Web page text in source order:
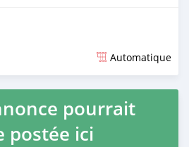
Automatique
pourrait
postée ici